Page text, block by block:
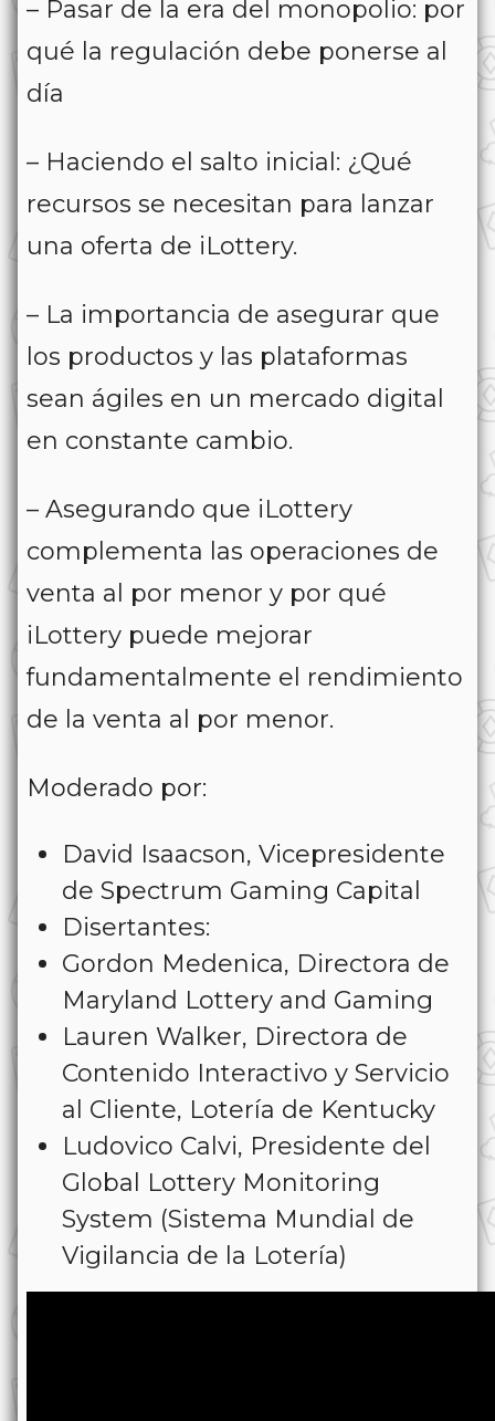
– Pasar de la era del monopolio: por
qué la regulación debe ponerse al
día
– Haciendo el salto inicial: ¿Qué
recursos se necesitan para lanzar
una oferta de iLottery.
– La importancia de asegurar que
los productos y las plataformas
sean ágiles en un mercado digital
en constante cambio.
– Asegurando que iLottery
complementa las operaciones de
venta al por menor y por qué
iLottery puede mejorar
fundamentalmente el rendimiento
de la venta al por menor.
Moderado por:
David Isaacson, Vicepresidente
de Spectrum Gaming Capital
Disertantes:
Gordon Medenica, Directora de
Maryland Lottery and Gaming
Lauren Walker, Directora de
Contenido Interactivo y Servicio
al Cliente, Lotería de Kentucky
Ludovico Calvi, Presidente del
Global Lottery Monitoring
System (Sistema Mundial de
Vigilancia de la Lotería)